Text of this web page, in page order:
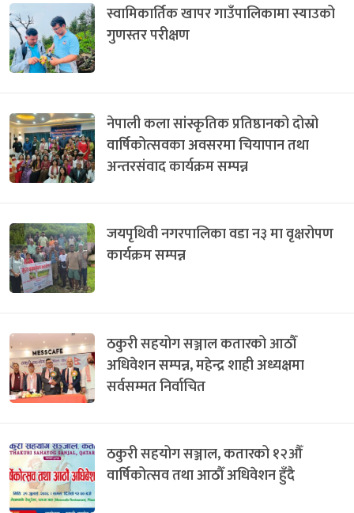
स्वामिकार्तिक खापर गाउँपालिकामा स्याउको
गुणस्तर परीक्षण
नेपाली कला सांस्कृतिक प्रतिष्ठानको दोस्रो
वार्षिकोत्सवका अवसरमा चियापान तथा
अन्तरसंवाद कार्यक्रम सम्पन्न
जयपृथिवी नगरपालिका वडा न३ मा वृक्षरोपण
कार्यक्रम सम्पन्न
ठकुरी सहयोग सञ्जाल कतारको आठौँ
अधिवेशन सम्पन्न, महेन्द्र शाही अध्यक्षमा
सर्वसम्मत निर्वाचित
ठकुरी सहयोग सञ्जाल, कतारको १२औँ
वार्षिकोत्सव तथा आठौँ अधिवेशन हुँदै